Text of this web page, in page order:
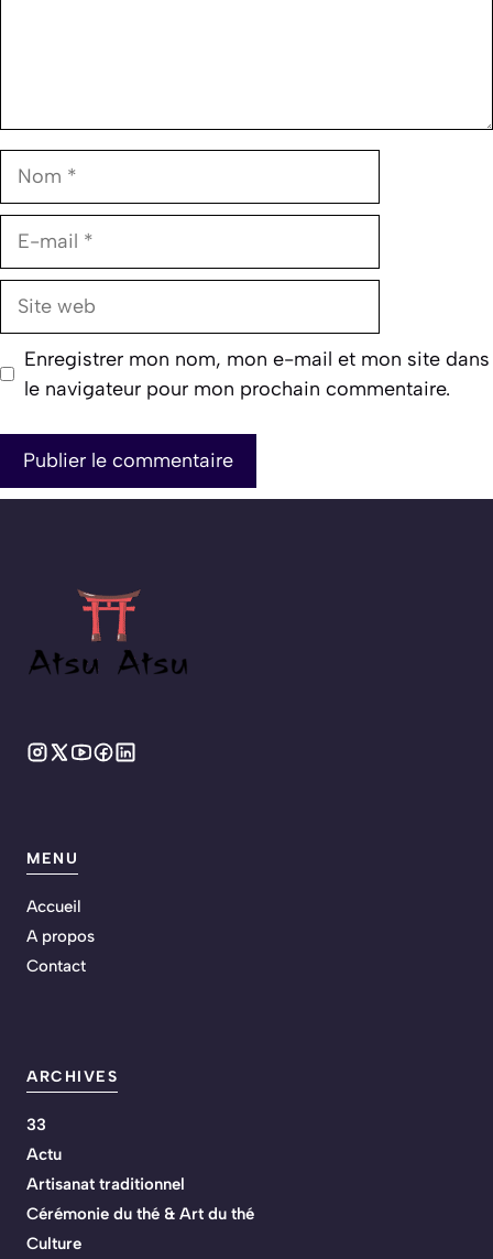
Nom
E-
Site
Enregistrer mon nom, mon e-mail et mon site dans
le navigateur pour mon prochain commentaire.
MENU
Accueil
A propos
Contact
ARCHIVES
33
Actu
Artisanat traditionnel
Cérémonie du thé & Art du thé
Culture